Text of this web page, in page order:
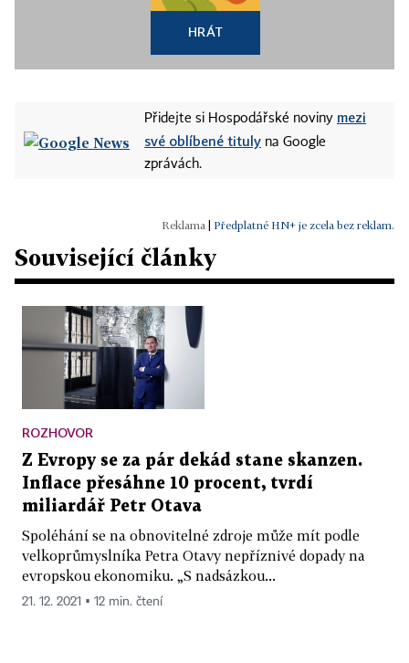
HRÁT
Přidejte si Hospodářské noviny mezi
své oblíbené tituly na Google
zprávách.
Předplatné HN+ je zcela bez reklam.
Související články
ROZHOVOR
Z Evropy se za pár dekád stane skanzen.
Inflace přesáhne 10 procent, tvrdí
miliardář Petr Otava
Spoléhání se na obnovitelné zdroje může mít podle
velkoprůmyslníka Petra Otavy nepříznivé dopady na
evropskou ekonomiku. „S nadsázkou...
21. 12. 2021 ▪ 12 min. čtení